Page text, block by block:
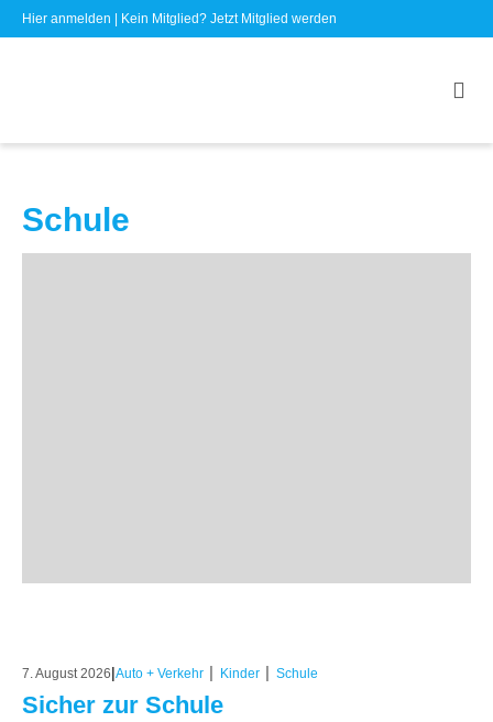
Hier anmelden | Kein Mitglied? Jetzt Mitglied werden
Schule
7. August 2026|Auto + Verkehr | Kinder | Schule
Sicher zur Schule